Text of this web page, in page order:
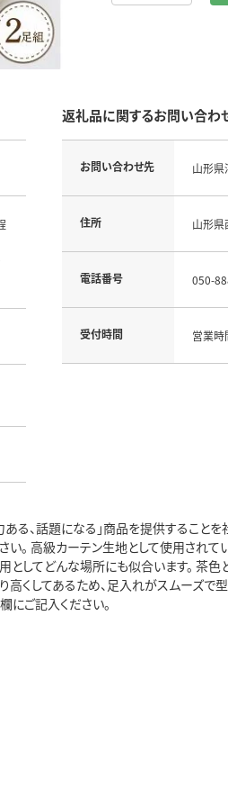
返礼品に関するお問い合わ
お問い合わせ先 山形県
住所 山形県
電話番号 050-
受付時間 営業時
る、話題になる」商品を提供すること
い。 高級カーテン生地として使用され
としてどんな場所にも似合います。 茶
くしてあるため、足入れがスムーズで
にご記入ください。